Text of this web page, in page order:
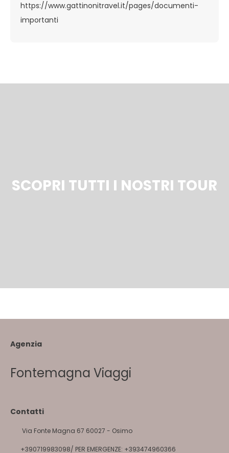
https://www.gattinonitravel.it/pages/documenti-
importanti
SCOPRI TUTTI I NOSTRI TOUR
Agenzia
Fontemagna Viaggi
Contatti
Via Fonte Magna 67 60027 - Osimo
+390719983098/ PER EMERGENZE: +393474960366